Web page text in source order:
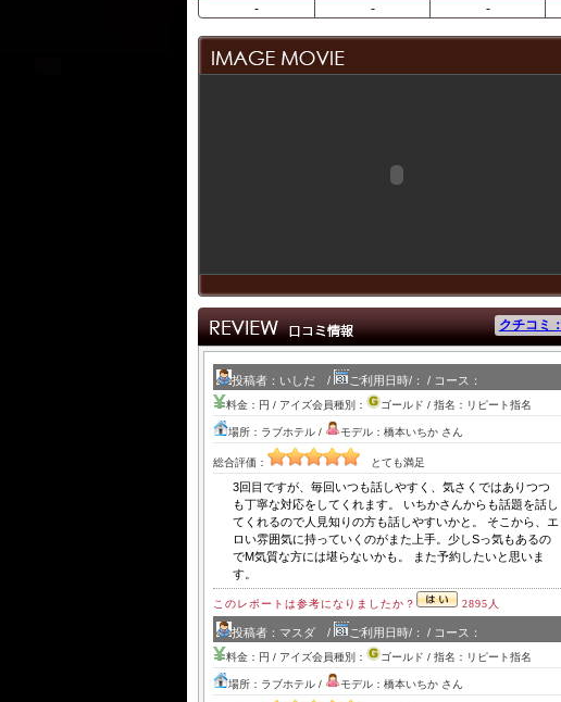
クチコミ：
投稿者：いしだ / ご利用日時/： / コース：
料金：円 / アイズ会員種別： ゴールド / 指名：リピート指名
場所：ラブホテル / モデル：橋本いちか さん
総合評価： とても満足
3回目ですが、毎回いつも話しやすく、気さくではありつつ
も丁寧な対応をしてくれます。 いちかさんからも話題を話し
てくれるので人見知りの方も話しやすいかと。 そこから、エ
ロい雰囲気に持っていくのがまた上手。少しSっ気もあるの
でM気質な方には堪らないかも。 また予約したいと思いま
す。
このレポートは参考になりましたか？ 2895 人
投稿者：マスダ / ご利用日時/： / コース：
料金：円 / アイズ会員種別： ゴールド / 指名：リピート指名
場所：ラブホテル / モデル：橋本いちか さん